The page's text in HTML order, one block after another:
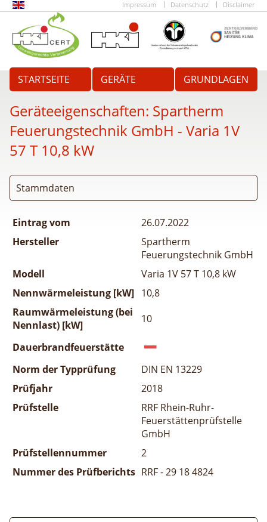
Impressum Datenschutz Disclaimer
STARTSEITE GERÄTE GRUNDLAGEN
Geräteeigenschaften: Spartherm
Feuerungstechnik GmbH - Varia 1V
57 T 10,8 kW
Stammdaten
Eintrag vom
26.07.2022
Hersteller
Spartherm
Feuerungstechnik GmbH
Modell
Varia 1V 57 T 10,8 kW
Nennwärmeleistung [kW] 10,8
Raumwärmeleistung (bei
Nennlast) [kW]
10
Dauerbrandfeuerstätte
Norm der Typprüfung
DIN EN 13229
Prüfjahr
2018
Prüfstelle
RRF Rhein-Ruhr-
Feuerstättenprüfstelle
GmbH
Prüfstellennummer
2
Nummer des Prüfberichts RRF - 29 18 4824